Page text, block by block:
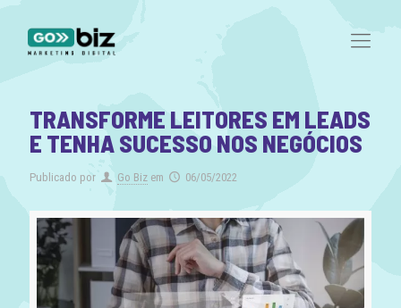
TRANSFORME LEITORES EM LEADS
E TENHA SUCESSO NOS NEGÓCIOS
Publicado por Go Biz em 06/05/2022